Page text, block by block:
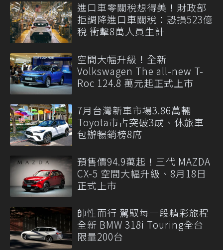
進口車零關稅想得美！財政部
拒調降進口車關稅：恐損523億
稅 衝擊8萬人員生計
空間大幅升級！全新
Volkswagen The all-new T-
Roc 124.8 萬元起正式上市
7月台灣新車市場3.86萬輛
Toyota市占突破3成、休旅車
包辦暢銷榜8席
預售價94.9萬起！三代 MAZDA
CX-5 空間大幅升級、8月18日
正式上市
帥性而行 駕馭每一段精彩旅程
全新 BMW 318i Touring全台
限量200台